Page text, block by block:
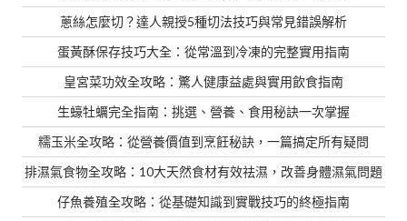
蔥絲怎麼切？達人親授5種切法技巧與常見錯誤解析
蛋黃酥保存技巧大全：從常溫到冷凍的完整實用指南
皇宮菜功效全攻略：驚人健康益處與實用飲食指南
生蠔牡蠣完全指南：挑選、營養、食用秘訣一次掌握
糯玉米全攻略：從營養價值到烹飪秘訣，一篇搞定所有疑問
排濕氣食物全攻略：10大天然食材有效祛濕，改善身體濕氣問題
仔魚養殖全攻略：從基礎知識到實戰技巧的終極指南